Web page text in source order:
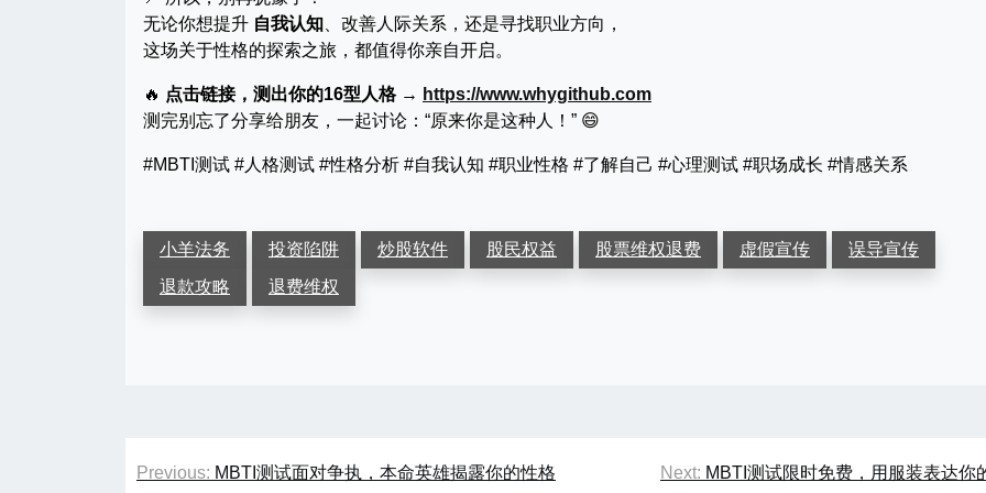
无论你想提升 自我认知 、改善人际关系，还是寻找职业方向，
这场关于性格的探索之旅，都值得你亲自开启。
🔥 点击链接，测出你的16型人格 → https://www.whygithub.com
测完别忘了分享给朋友，一起讨论：“原来你是这种人！” 😄
#MBTI测试 #人格测试 #性格分析 #自我认知 #职业性格 #了解自己 #心理测试 #职场成长 #情感关系
小羊法务 投资陷阱 炒股软件 股民权益 股票维权退费 虚假宣传
误导宣传
退款攻略
退费维权
文
Previous: MBTI测试面对争执，本命英雄揭露你的性格 Next: MBTI测试限时免费，用服装表达你